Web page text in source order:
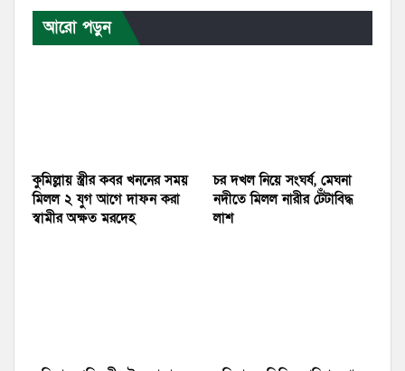
আরো পড়ুন
কুমিল্লায় স্ত্রীর কবর খননের সময়
মিলল ২ যুগ আগে দাফন করা
স্বামীর অক্ষত মরদেহ
চর দখল নিয়ে সংঘর্ষ, মেঘনা
নদীতে মিলল নারীর টেঁটাবিদ্ধ
লাশ